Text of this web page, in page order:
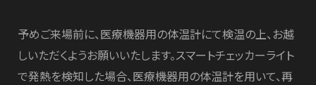
予めご来場前に、医療機器用の体温計にて検温の上、お越
しいただくようお願いいたします。スマートチェッカーライト
で発熱を検知した場合、医療機器用の体温計を用いて、再